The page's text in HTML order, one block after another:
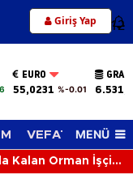
Giriş Yap 12
EURO
55,0231 %-0.01
VEFAT EDENLER
MENÜ
Kalan Orman İşçisi